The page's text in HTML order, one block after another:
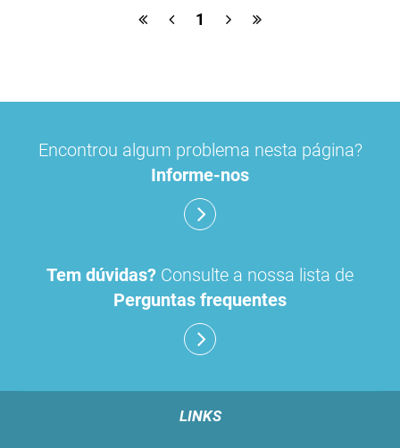
1
Encontrou algum problema nesta página?
Informe-nos
Tem dúvidas? Consulte a nossa lista de
Perguntas frequentes
LINKS